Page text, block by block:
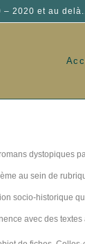
– 2020 et au
dystopiques
au sein de
socio-historique
avec des